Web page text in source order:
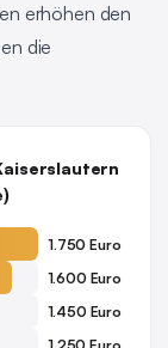
erhöhen den
die
1.750 Euro
1.600 Euro
1.450 Euro
1.250 Euro